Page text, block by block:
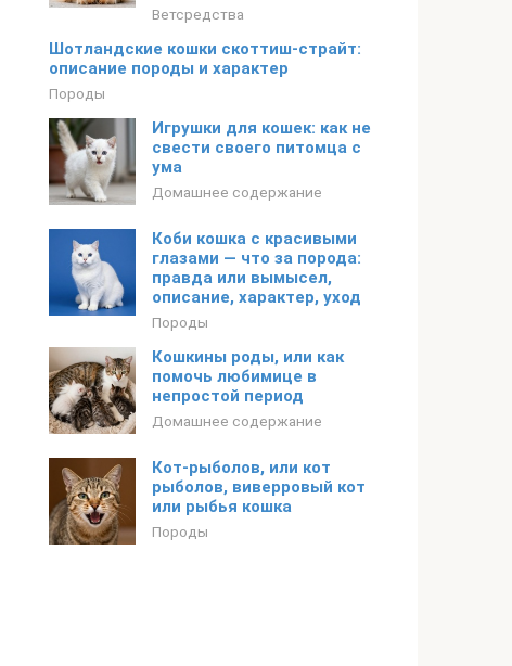
Ветсредства
Шотландские кошки скоттиш-страйт:
описание породы и характер
Породы
Игрушки для кошек: как не
свести своего питомца с
ума
Домашнее содержание
Коби кошка с красивыми
глазами — что за порода:
правда или вымысел,
описание, характер, уход
Породы
Кошкины роды, или как
помочь любимице в
непростой период
Домашнее содержание
Кот-рыболов, или кот
рыболов, виверровый кот
или рыбья кошка
Породы